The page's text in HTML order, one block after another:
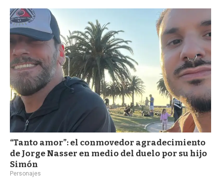
d
“Tanto amor”: el conmovedor agradecimiento
de Jorge Nasser en medio del duelo por su hijo
Simón
Personajes